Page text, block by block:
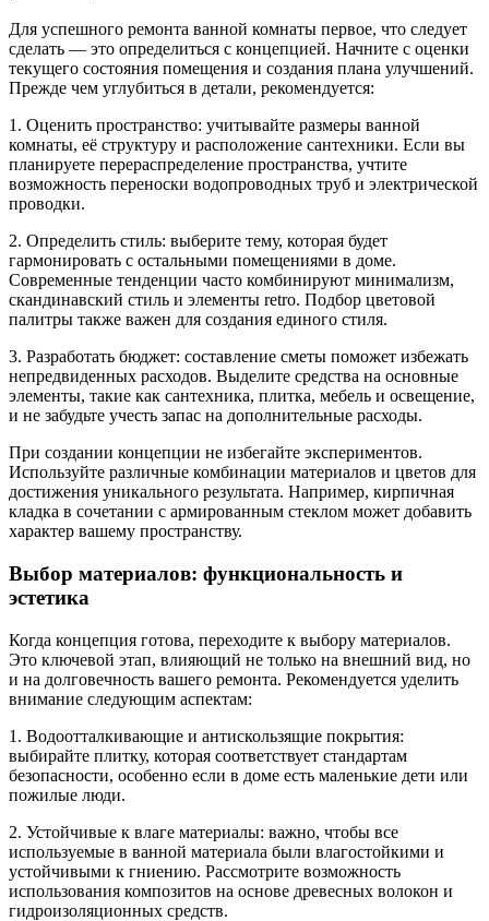
Для успешного ремонта ванной комнаты первое, что следует
сделать — это определиться с концепцией. Начните с оценки
текущего состояния помещения и создания плана улучшений.
Прежде чем углубиться в детали, рекомендуется:
1. Оценить пространство: учитывайте размеры ванной
комнаты, её структуру и расположение сантехники. Если вы
планируете перераспределение пространства, учтите
возможность переноски водопроводных труб и электрической
проводки.
2. Определить стиль: выберите тему, которая будет
гармонировать с остальными помещениями в доме.
Современные тенденции часто комбинируют минимализм,
скандинавский стиль и элементы retro. Подбор цветовой
палитры также важен для создания единого стиля.
3. Разработать бюджет: составление сметы поможет избежать
непредвиденных расходов. Выделите средства на основные
элементы, такие как сантехника, плитка, мебель и освещение,
и не забудьте учесть запас на дополнительные расходы.
При создании концепции не избегайте экспериментов.
Используйте различные комбинации материалов и цветов для
достижения уникального результата. Например, кирпичная
кладка в сочетании с армированным стеклом может добавить
характер вашему пространству.
Выбор материалов: функциональность и
эстетика
Когда концепция готова, переходите к выбору материалов.
Это ключевой этап, влияющий не только на внешний вид, но
и на долговечность вашего ремонта. Рекомендуется уделить
внимание следующим аспектам:
1. Водоотталкивающие и антискользящие покрытия:
выбирайте плитку, которая соответствует стандартам
безопасности, особенно если в доме есть маленькие дети или
пожилые люди.
2. Устойчивые к влаге материалы: важно, чтобы все
используемые в ванной материала были влагостойкими и
устойчивыми к гниению. Рассмотрите возможность
использования композитов на основе древесных волокон и
гидроизоляционных средств.